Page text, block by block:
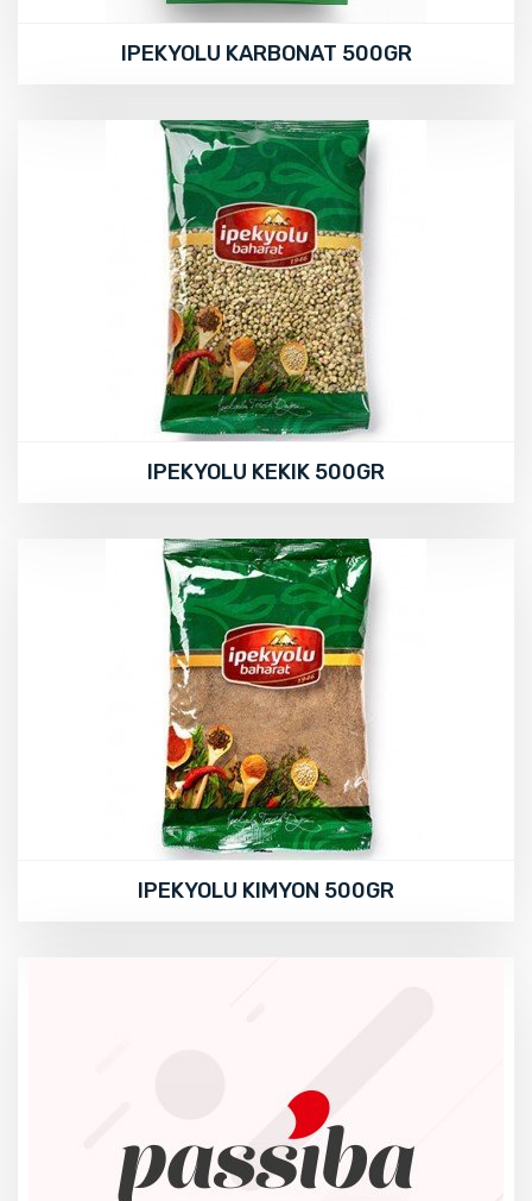
IPEKYOLU KARBONAT 500GR
IPEKYOLU KEKIK 500GR
IPEKYOLU KIMYON 500GR